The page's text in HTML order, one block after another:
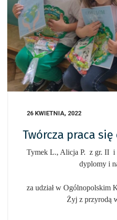
26 KWIETNIA, 2022
Twórcza praca się
Tymek L., Alicja P. z gr. II i
dyplomy i
za udział w Ogólnopolskim
Żyj z przyrodą